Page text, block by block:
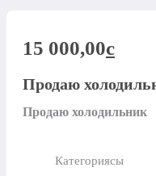
15 000,00c
Продаю
Продаю холодильник
Категориясы